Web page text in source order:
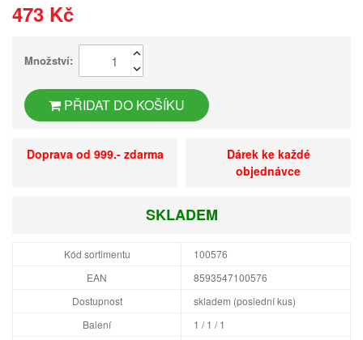
473 Kč
Množství:
PŘIDAT DO KOŠÍKU
Doprava od 999.- zdarma
Dárek ke každé
objednávce
SKLADEM
Kód sortimentu
100576
EAN
8593547100576
Dostupnost
skladem (poslední kus)
Balení
1 / 1 / 1